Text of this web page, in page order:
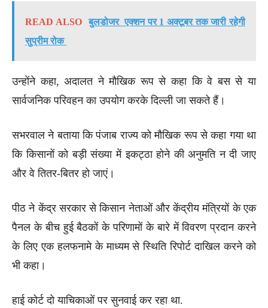
READ ALSO
बुलडोजर एक्शन पर 1 अक्टूबर तक जारी रहेगी
सुप्रीम रोक
उन्होंने कहा, अदालत ने मौखिक रूप से कहा कि वे बस से या
सार्वजनिक परिवहन का उपयोग करके दिल्ली जा सकते हैं।
सभरवाल ने बताया कि पंजाब राज्य को मौखिक रूप से कहा गया था
कि किसानों को बड़ी संख्या में इकट्ठा होने की अनुमति न दी जाए
और वे तितर-बितर हो जाएं।
पीठ ने केंद्र सरकार से किसान नेताओं और केंद्रीय मंत्रियों के एक
पैनल के बीच हुई बैठकों के परिणामों के बारे में विवरण प्रदान करने
के लिए एक हलफनामे के माध्यम से स्थिति रिपोर्ट दाखिल करने को
भी कहा।
हाई कोर्ट दो याचिकाओं पर सुनवाई कर रहा था.